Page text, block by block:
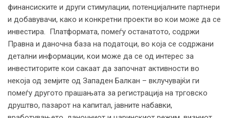
финансиските и други стимулации, потенцијалните партнери
и добавувачи, како и конкретни проекти во кои може да се
инвестира. Платформата, помеѓу останатото, содржи
Правна и даночна база на податоци, во која се содржани
детални информации, кои може да се од интерес за
инвеститорите кои сакаат да започнат активности во
некоја од земјите од Западен Балкан – вклучувајќи ги
помеѓу другото прашањата за регистрација на трговско
друштво, пазарот на капитал, јавните набавки,